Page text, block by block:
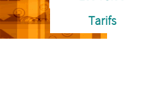
Tarifs